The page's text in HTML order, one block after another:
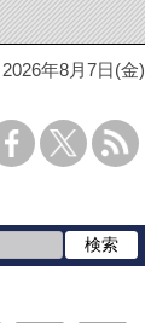
2026年8月7日(金)